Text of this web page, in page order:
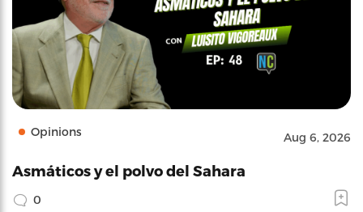
Opinions Aug 6, 2026
Asmáticos y el polvo del Sahara
0